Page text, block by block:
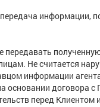
информации,
передавать
Не считается
информации
основании договора с
перед Клиентом